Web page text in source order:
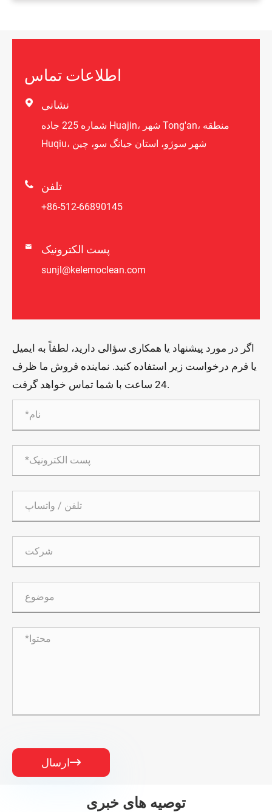
اطلاعات تماس
 نشانی
شماره 225 جاده Huajin، شهر Tong'an، منطقه
Huqiu، شهر سوژو، استان جیانگ سو، چین
 تلفن
+86-512-66890145
 پست الکترونیک
sunjl@kelemoclean.com
اگر در مورد پیشنهاد یا همکاری سؤالی دارید، لطفاً به ایمیل
یا فرم درخواست زیر استفاده کنید. نماینده فروش ما ظرف
24 ساعت با شما تماس خواهد گرفت.
ارسال
توصیه های خبری